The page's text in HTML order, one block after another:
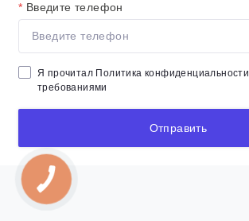
* Введите телефон
Я прочитал Политика конфиденциальности
требованиями
Отправить